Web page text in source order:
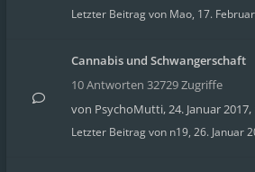
Letzter Beitrag von Mao, 17.
Cannabis und Schwangerschaft
10 Antworten 32729 Zugriffe
von PsychoMutti,24. Januar 2017,
Letzter Beitrag von n19, 26. Januar